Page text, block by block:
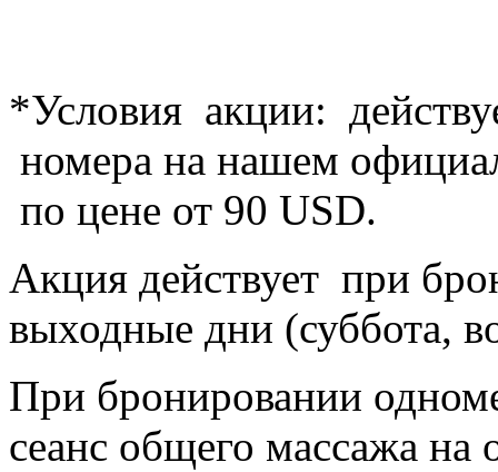
*Условия акции:
номера на нашем
по цене от 90 USD.
Акция действует при
выходные дни (суббота,
При бронировании
сеанс общего массажа